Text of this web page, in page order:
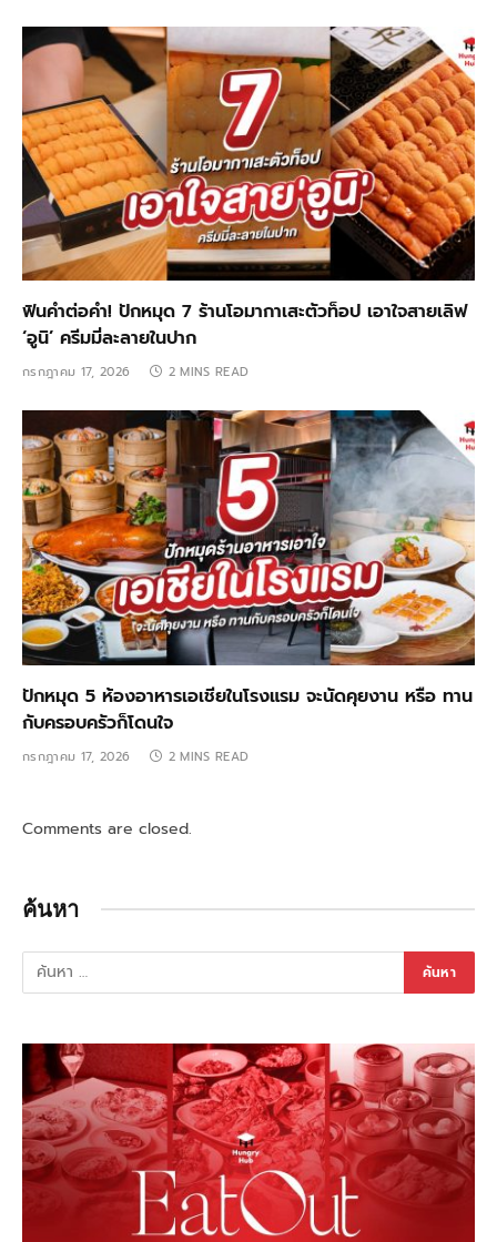
ฟินคำต่อคำ! ปักหมุด 7 ร้านโอมากาเสะตัวท็อป เอาใจสายเลิฟ
‘อูนิ’ ครีมมี่ละลายในปาก
กรกฎาคม 17, 2026 2 MINS READ
ปักหมุด 5 ห้องอาหารเอเชียในโรงแรม จะนัดคุยงาน หรือ ทาน
กับครอบครัวก็โดนใจ
กรกฎาคม 17, 2026 2 MINS READ
Comments are closed.
ค้นหา